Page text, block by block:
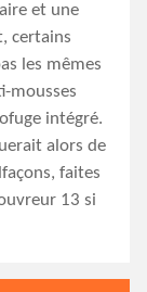
et une
certains
les mêmes
mousses
intégré.
alors de
faites
13 si